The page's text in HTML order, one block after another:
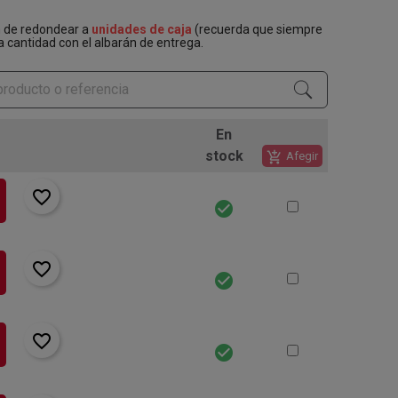
redondear a unidades de caja (recuerda que siempre
con el albarán de entrega.
En
stock
add_shopping_cart Afegir
favorite_border
check_circle
favorite_border
check_circle
favorite_border
check_circle